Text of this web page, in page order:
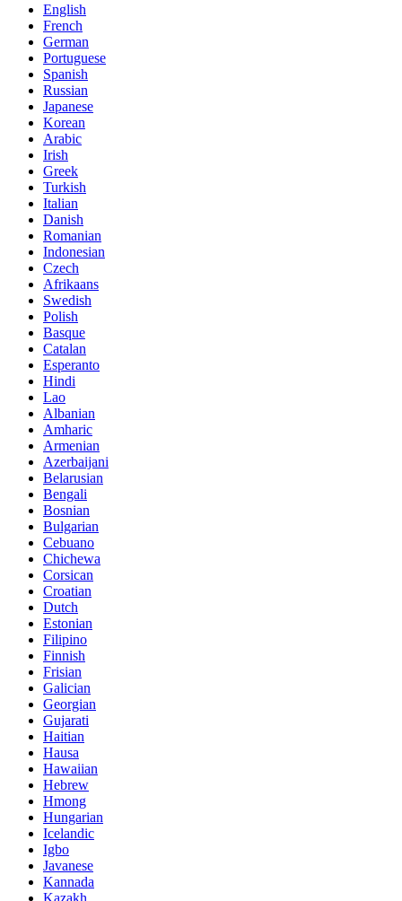
English
French
German
Portuguese
Spanish
Russian
Japanese
Korean
Arabic
Irish
Greek
Turkish
Italian
Danish
Romanian
Indonesian
Czech
Afrikaans
Swedish
Polish
Basque
Catalan
Esperanto
Hindi
Lao
Albanian
Amharic
Armenian
Azerbaijani
Belarusian
Bengali
Bosnian
Bulgarian
Cebuano
Chichewa
Corsican
Croatian
Dutch
Estonian
Filipino
Finnish
Frisian
Galician
Georgian
Gujarati
Haitian
Hausa
Hawaiian
Hebrew
Hmong
Hungarian
Icelandic
Igbo
Javanese
Kannada
Kazakh